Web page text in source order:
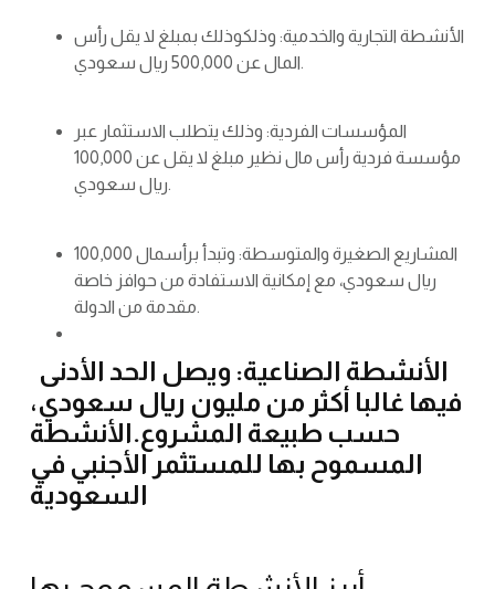
الأنشطة التجارية والخدمية: وذلكوذلك بمبلغ لا يقل رأس
المال عن 500,000 ريال سعودي.
المؤسسات الفردية: وذلك يتطلب الاستثمار عبر
مؤسسة فردية رأس مال نظير مبلغ لا يقل عن 100,000
ريال سعودي.
المشاريع الصغيرة والمتوسطة: وتبدأ برأسمال 100,000
ريال سعودي، مع إمكانية الاستفادة من حوافز خاصة
مقدمة من الدولة.
فيها غالبا أكثر من مليون ريال سعودي،
حسب طبيعة المشروع.الأنشطة
المسموح بها للمستثمر الأجنبي في
السعودية